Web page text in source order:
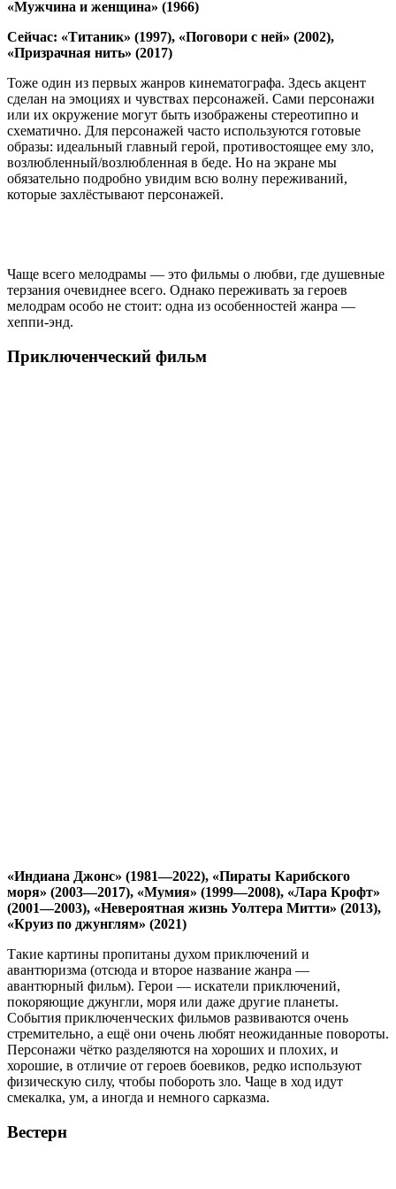
«Мужчина и женщина» (1966)
Сейчас: «Титаник» (1997), «Поговори с ней» (2002),
«Призрачная нить» (2017)
Тоже один из первых жанров кинематографа. Здесь акцент
сделан на эмоциях и чувствах персонажей. Сами персонажи
или их окружение могут быть изображены стереотипно и
схематично. Для персонажей часто используются готовые
образы: идеальный главный герой, противостоящее ему зло,
возлюбленный/возлюбленная в беде. Но на экране мы
обязательно подробно увидим всю волну переживаний,
которые захлёстывают персонажей.
Чаще всего мелодрамы — это фильмы о любви, где душевные
терзания очевиднее всего. Однако переживать за героев
мелодрам особо не стоит: одна из особенностей жанра —
хеппи-энд.
Приключенческий фильм
«Индиана Джонс» (1981—2022), «Пираты Карибского
моря» (2003—2017), «Мумия» (1999—2008), «Лара Крофт»
(2001—2003), «Невероятная жизнь Уолтера Митти» (2013),
«Круиз по джунглям» (2021)
Такие картины пропитаны духом приключений и
авантюризма (отсюда и второе название жанра —
авантюрный фильм). Герои — искатели приключений,
покоряющие джунгли, моря или даже другие планеты.
События приключенческих фильмов развиваются очень
стремительно, а ещё они очень любят неожиданные повороты.
Персонажи чётко разделяются на хороших и плохих, и
хорошие, в отличие от героев боевиков, редко используют
физическую силу, чтобы побороть зло. Чаще в ход идут
смекалка, ум, а иногда и немного сарказма.
Вестерн